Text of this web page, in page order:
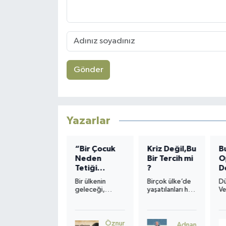
Gönder
Yazarlar
“Bir Çocuk
Neden
Tetiği
Çeker?”
Bir ülkenin
geleceği,
kalbinde atar. O
Öznur
Kriz Değil,Bu
Bir Tercih mi
?
Birçok ülke’de
yaşatılanları hâlâ
gerçeği eksik